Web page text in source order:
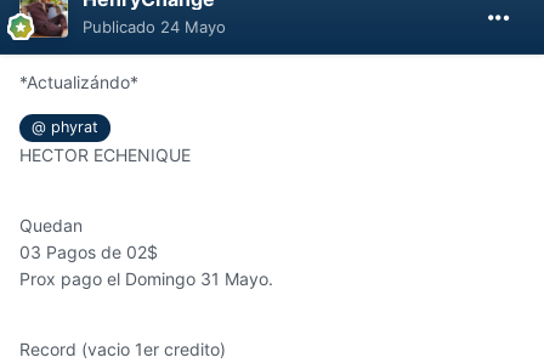
Publicado 24 Mayo
*Actualizándo*
@ phyrat
HECTOR ECHENIQUE
Quedan
03 Pagos de 02$
Prox pago el Domingo 31 Mayo.
Record (vacio 1er credito)